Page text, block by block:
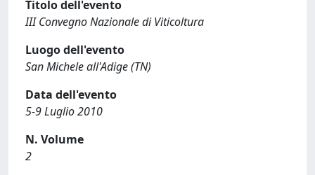
Titolo dell'evento
III Convegno Nazionale di Viticoltura
Luogo dell'evento
San Michele all'Adige (TN)
Data dell'evento
5-9 Luglio 2010
N. Volume
2